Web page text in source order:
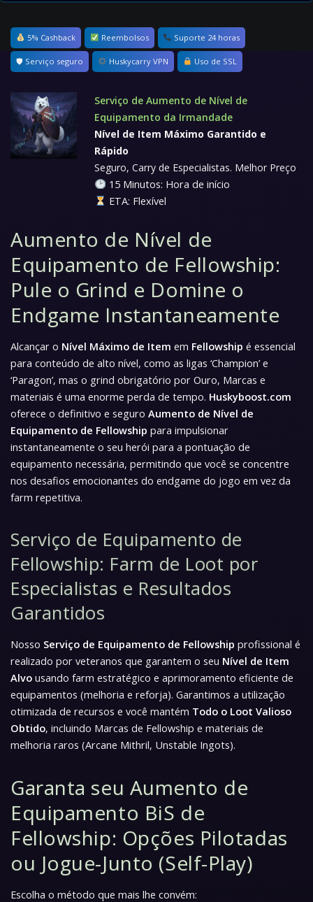
5% Cashback Reembolsos Suporte 24 horas
🛡 Serviço seguro Huskycarry VPN Uso de SSL
Serviço de Aumento de Nível de
Equipamento da Irmandade
Nível de Item Máximo Garantido e
Rápido
Seguro, Carry de Especialistas. Melhor Preço
15 Minutos: Hora de início
ETA: Flexível
Aumento de Nível de
Equipamento de Fellowship:
Pule o Grind e Domine o
Endgame Instantaneamente
Alcançar o Nível Máximo de Item em Fellowship é essencial
para conteúdo de alto nível, como as ligas ‘Champion’ e
‘Paragon’, mas o grind obrigatório por Ouro, Marcas e
materiais é uma enorme perda de tempo. Huskyboost.com
oferece o definitivo e seguro Aumento de Nível de
Equipamento de Fellowship para impulsionar
instantaneamente o seu herói para a pontuação de
equipamento necessária, permitindo que você se concentre
nos desafios emocionantes do endgame do jogo em vez da
farm repetitiva.
Serviço de Equipamento de
Fellowship: Farm de Loot por
Especialistas e Resultados
Garantidos
Nosso Serviço de Equipamento de Fellowship profissional é
realizado por veteranos que garantem o seu Nível de Item
Alvo usando farm estratégico e aprimoramento eficiente de
equipamentos (melhoria e reforja). Garantimos a utilização
otimizada de recursos e você mantém Todo o Loot Valioso
Obtido, incluindo Marcas de Fellowship e materiais de
melhoria raros (Arcane Mithril, Unstable Ingots).
Garanta seu Aumento de
Equipamento BiS de
Fellowship: Opções Pilotadas
ou Jogue-Junto (Self-Play)
Escolha o método que mais lhe convém: